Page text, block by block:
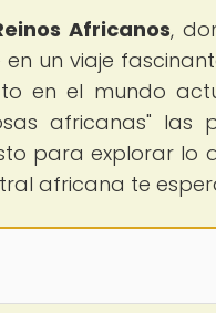
Africanos,
un viaje
en el mundo
africanas" las
para explorar lo
africana te